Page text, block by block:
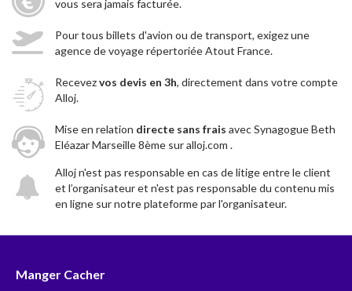
vous sera jamais facturée.
Pour tous billets d'avion ou de transport, exigez une
agence de voyage répertoriée Atout France.
Recevezvos devis en 3h, directement dans votre compte
Alloj.
Mise en relation directe sans frais avec Synagogue Beth
Eléazar Marseille 8ème sur alloj.com .
Alloj n'est pas responsable en cas de litige entre le client
et l’organisateur et n'est pas responsable du contenu mis
en ligne sur notre plateforme par l'organisateur.
Manger Cacher